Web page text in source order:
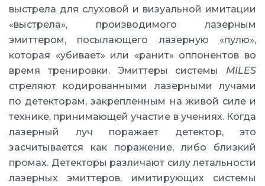
выстрела для слуховой и визуальной имитации
«выстрела», производимого лазерным
эмиттером, посылающего лазерную «пулю»,
которая «убивает» или «ранит» оппонентов во
время тренировки. Эмиттеры системы MILES
стреляют кодированными лазерными лучами
по детекторам, закрепленным на живой силе и
технике, принимающей участие в учениях. Когда
лазерный луч поражает детектор, это
засчитывается как поражение, либо близкий
промах. Детекторы различают силу летальности
лазерных эмиттеров, имитирующих системы